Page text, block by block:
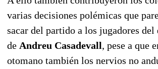
varias decisiones polémicas que
sacar del partido a los jugadores del
de Andreu Casadevall, pese a que
otomano también los nervios no